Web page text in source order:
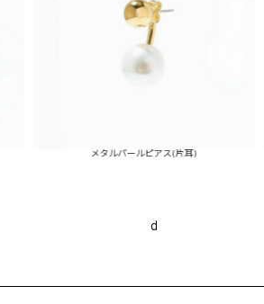
メタルパールピアス(片耳)
d